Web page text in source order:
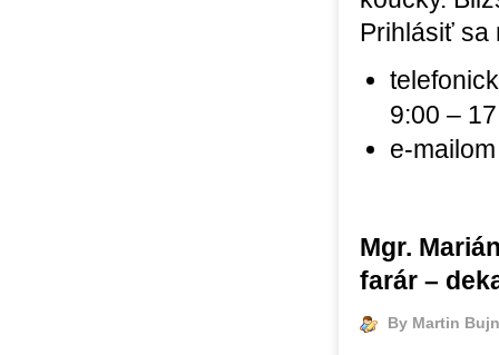
Prihlásiť sa
9:00 –
e-
Mgr.
farár –
By Martin